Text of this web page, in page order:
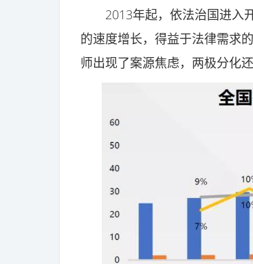
2013年起，依法治国进入开
的速度增长，得益于法律需求
师出现了案源焦虑，两极分化还